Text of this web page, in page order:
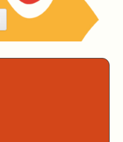
Zum Inhalt springen